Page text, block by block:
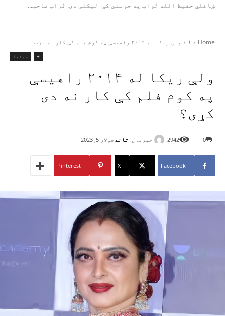
ښاغلي حفیظ الله تُراب په جرمني کې لیکلی دی. تُراب صاحب...